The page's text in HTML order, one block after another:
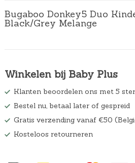
Bugaboo Donkey5 Duo
Black/Grey Melange
Winkelen bij Baby Plus
Klanten beoordelen ons met 5
Bestel nu, betaal later of gespreid
Gratis verzending vanaf €50
Kosteloos retourneren